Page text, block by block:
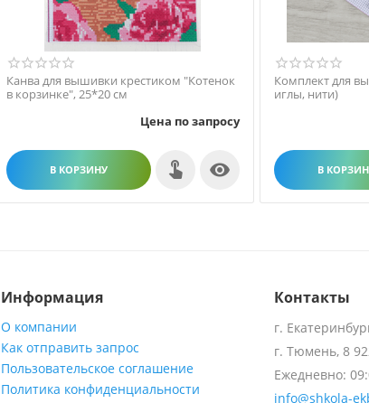
Канва для вышивки крестиком "Котенок
в корзинке", 25*20 см
Цена по запросу
В КОРЗИНУ 
Комплект для
иглы, нити)
В
Информация
О компании
Как отправить запрос
Пользовательское соглашение
Политика конфиденциальности
Контакты
г.
г. Тюмень, 8
Ежедневно:
info@shkola-